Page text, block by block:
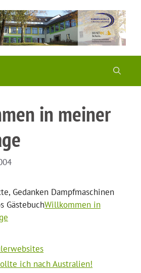
in meiner
Gedanken Dampfmaschinen
GästebuchWillkommen in
ich nach Australien!